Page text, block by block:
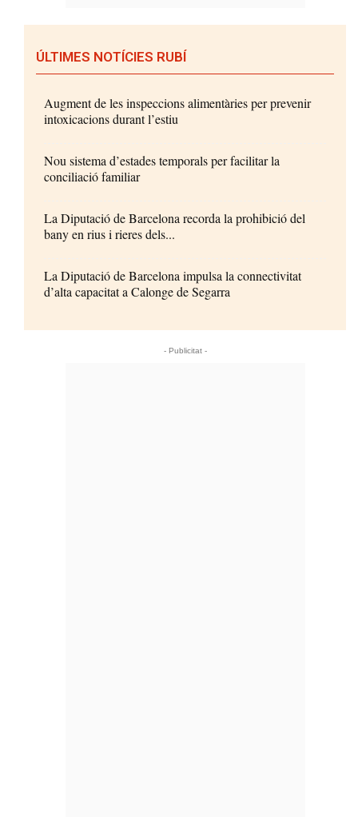
ÚLTIMES NOTÍCIES RUBÍ
Augment de les inspeccions alimentàries per prevenir
intoxicacions durant l’estiu
Nou sistema d’estades temporals per facilitar la
conciliació familiar
La Diputació de Barcelona recorda la prohibició del
bany en rius i rieres dels...
La Diputació de Barcelona impulsa la connectivitat
d’alta capacitat a Calonge de Segarra
- Publicitat -